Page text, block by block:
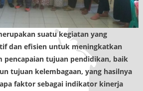
suatu kegiatan yang
dan efisien untuk meningkatkan
pencapaian tujuan pendidikan, baik
tujuan kelembagaan, yang hasilnya
faktor sebagai indikator kinerja